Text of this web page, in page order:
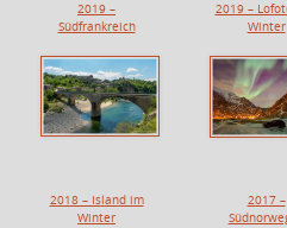
2019 –
Südfrankreich
2019 –
Winter
2018 – Island im
Winter
2017 –